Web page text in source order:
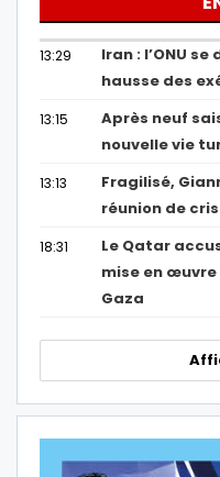
13:29
Iran : l’ONU
hausse des
13:15
Après neuf
nouvelle vie
13:13
Fragilisé,
réunion de
18:31
Le Qatar
mise en
Gaza